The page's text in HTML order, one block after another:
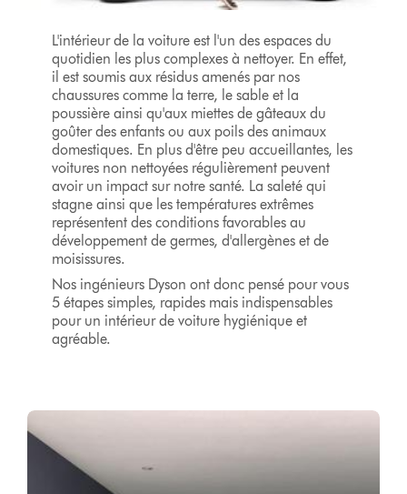
L'intérieur de la voiture est l'un des espaces du
quotidien les plus complexes à nettoyer. En effet,
il est soumis aux résidus amenés par nos
chaussures comme la terre, le sable et la
poussière ainsi qu'aux miettes de gâteaux du
goûter des enfants ou aux poils des animaux
domestiques. En plus d'être peu accueillantes, les
voitures non nettoyées régulièrement peuvent
avoir un impact sur notre santé. La saleté qui
stagne ainsi que les températures extrêmes
représentent des conditions favorables au
développement de germes, d'allergènes et de
moisissures.
Nos ingénieurs Dyson ont donc pensé pour vous
5 étapes simples, rapides mais indispensables
pour un intérieur de voiture hygiénique et
agréable.